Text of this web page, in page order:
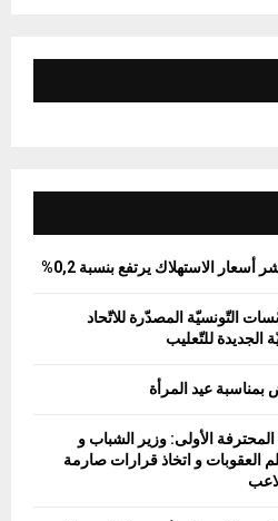
H
الاستهلاك يرتفع بنسبة 0,2%
المؤسّسات التّونسيّة المصدّرة للاتّحاد
الجديدة للتّعليب
عيد المرأة
الأولى: وزير الشباب و
العقوبات و اتخاذ قرارات صارمة